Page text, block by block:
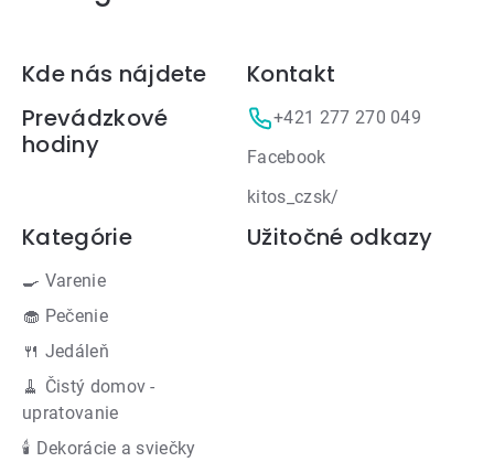
Zápätie
Kde nás nájdete
Prevádzkové
hodiny
Kontakt
+421 277 270 049
Facebook
kitos_czsk/
Kategórie
🍳 Varenie
🧁 Pečenie
🍴 Jedáleň
🧹 Čistý domov -
upratovanie
🕯 Dekorácie a sviečky
Užitočné odkazy